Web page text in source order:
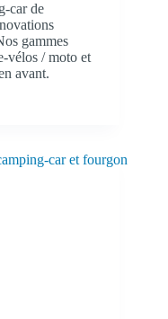
car de
gammes
vélos / moto et
avant.